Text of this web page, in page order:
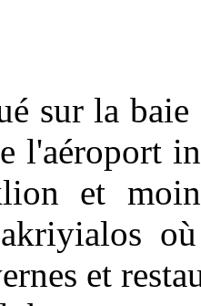
sur la
l'aéroport
et
où
et